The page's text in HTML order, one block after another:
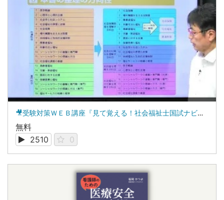
🎥受験対策ＷＥＢ講座『見て覚える！社会福祉士国試ナビ』を見てみると、どうなる！？
無料
2510
0